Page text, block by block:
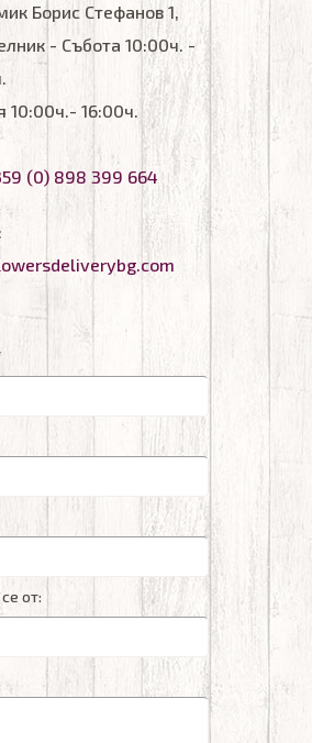
Борис Стефанов 1,
- Събота 10:00ч. -
10:00ч.- 16:00ч.
(0) 898 399 664
от: